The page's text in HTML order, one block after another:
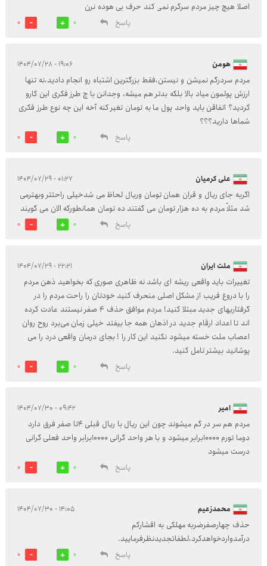
اصلا هیچ چیز مردم سرگرم نمی کند حرف بی هوده نرن
پاسخ
0
0
هومن ۱۹:۰۶ - ۱۴۰۴/۰۷/۲۸
مردم سردرگم نمیشن و نیستن،فقط بزرگترین اشتباه رو انجام دادید،نه تنها
ارزش پولمون میاد بالا بلکه بدتر هم میشه، وجدانن با چ طرز فکری این کارو
کردید؟ اتفاقن باید واحد پول ما به تومان تغیر کنه آخه این چه نوع طرز فکری
شماها دارید؟؟؟
پاسخ
0
0
علی کرمیان ۰۱:۲۷ - ۱۴۰۴/۰۷/۲۹
اگربه جای ریال و قران همان تومان وریال لحاظ می شدخیلی راحتتر وبهترمی
شد مثلاً مردم به ده هزار تومان می گفتند ده تومان همانطورکه الان می گویند
پاسخ
0
0
ملت ایران ۲۲:۲۱ - ۱۴۰۴/۰۷/۲۹
تغییرات باید واقعی ریشه ای باشد نه ظاهری صوری که بخواهید ذهن مردم
را با دروغ فریب از مشکل اصلی منحرف کنید خودتان را راحت مردم را در
گرفتاریهای جدید مبتلا کنید! مردم موافق حذف ۴ صفر نیستند عادت کرده
اند تا اعداد ارقام جدید در اذهان همه جا بیفتد خیلی زمان می‌برد روح روان
اعصاب ملت خسته میشود نکنید این کار را ! بجای درمان واقعی درد را می
پوشانید بیشتر تامل کنید.
پاسخ
0
0
امیر ۰۹:۴۲ - ۱۴۰۴/۰۷/۳۰
مردم هم سر در گم میشوند چون این ریال با ریال قبلی 4تا صفر فرق دارد
دوما تورم 10000برابر میشود و با هر واحد گرانی 10000برابر واحد فعلی گرانی
درست میشود
پاسخ
0
0
محمدزعیم ۱۴:۰۵ - ۱۴۰۴/۰۷/۳۰
حذف چهارصفرضربه مهلکی به اقشارکم
درآمدواردخواهدکرد،لطفاتجدیدنظرفرمایید.
پاسخ
0
0